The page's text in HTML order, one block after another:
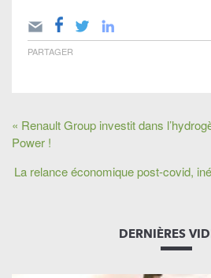
PARTAGER
« Renault Group investit dans
Power !
La relance économique post-covid,
DERNIÈRES